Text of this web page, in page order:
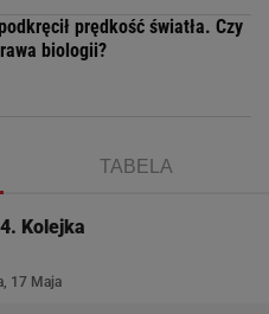
prędkość światła. Czy
biologii?
TABELA
Kolejka
17 Maja